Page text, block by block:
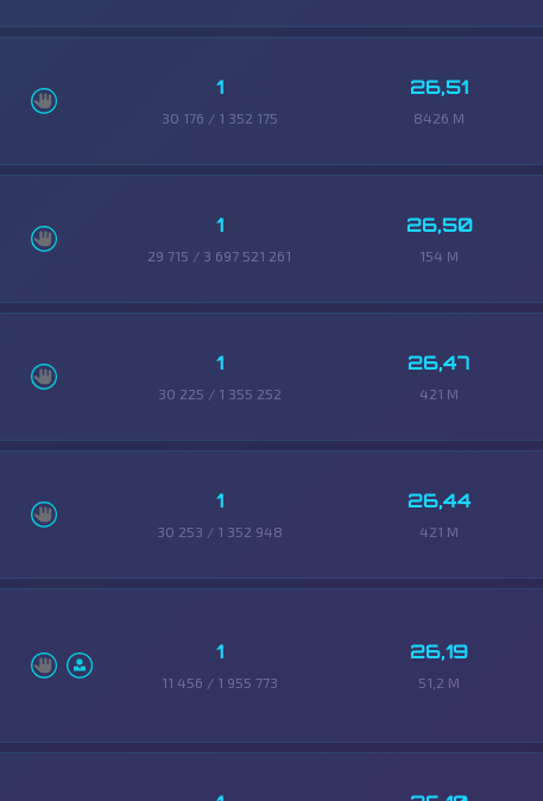
1
30 176 / 1 352 175
26,51
8426 M
1
29 715 / 3 697 521 261
26,50
154 M
1
30 225 / 1 355 252
26,47
421 M
1
30 253 / 1 352 948
26,44
421 M
1
11 456 / 1 955 773
26,19
51,2 M